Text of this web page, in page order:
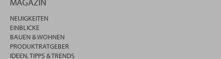
NEUIGKEITEN
EINBLICKE
BAUEN & WOHNEN
PRODUKTRATGEBER
IDEEN, TIPPS & TRENDS